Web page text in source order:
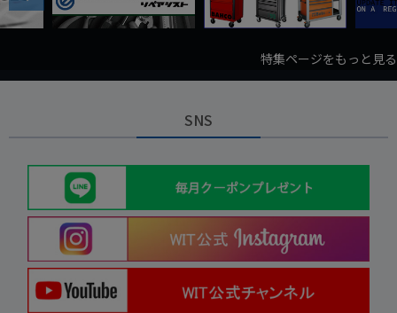
特集ページをもっと見る
SNS